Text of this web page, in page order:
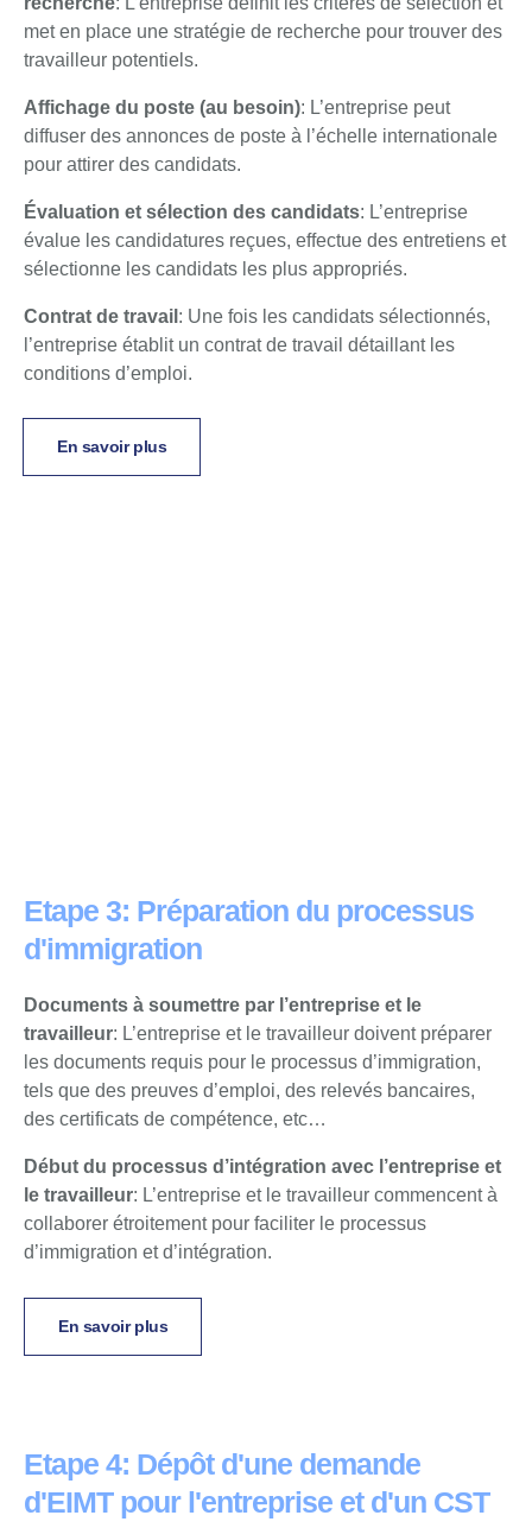
met en place une stratégie de recherche pour trouver des
travailleur potentiels.
Affichage du poste (au besoin): L’entreprise peut
diffuser des annonces de poste à l’échelle internationale
pour attirer des candidats.
Évaluation et sélection des candidats: L’entreprise
évalue les candidatures reçues, effectue des entretiens et
sélectionne les candidats les plus appropriés.
Contrat de travail : Une fois les candidats sélectionnés,
l’entreprise établit un contrat de travail détaillant les
conditions d’emploi.
En savoir plus
Etape 3: Préparation du processus
d'immigration
Documents à soumettre par l’entreprise et le
travailleur: L’entreprise et le travailleur doivent préparer
les documents requis pour le processus d’immigration,
tels que des preuves d’emploi, des relevés bancaires,
des certificats de compétence, etc…
Début du processus d’intégration avec l’entreprise et
le travailleur: L’entreprise et le travailleur commencent à
collaborer étroitement pour faciliter le processus
d’immigration et d’intégration.
En savoir plus
Etape 4: Dépôt d'une demande
d'EIMT pour l'entreprise et d'un CST